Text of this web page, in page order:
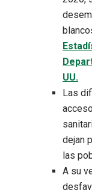
UU.
Las
dejan
las
A su